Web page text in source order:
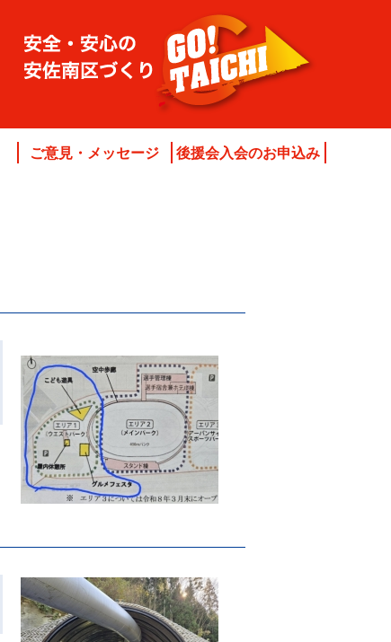
ご意見・メッセージ 後援会入会のお申込み